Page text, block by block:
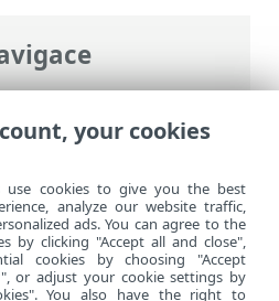
>ESET Endpoint
Endpoint Security
your cookies
use cookies to give you the best
analyze our website traffic,
ads. You can agree to the
by clicking "Accept all and close",
cookies by choosing "Accept
or adjust your cookie settings by
You also have the right to